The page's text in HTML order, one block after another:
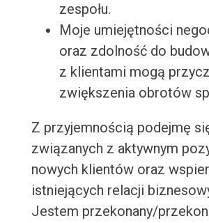
zespołu.
Moje umiejętności
oraz zdolność do
z klientami mogą
zwiększenia obrotów
Z przyjemnością podejmę
związanych z aktywnym
nowych klientów oraz
istniejących relacji
Jestem przekonany/